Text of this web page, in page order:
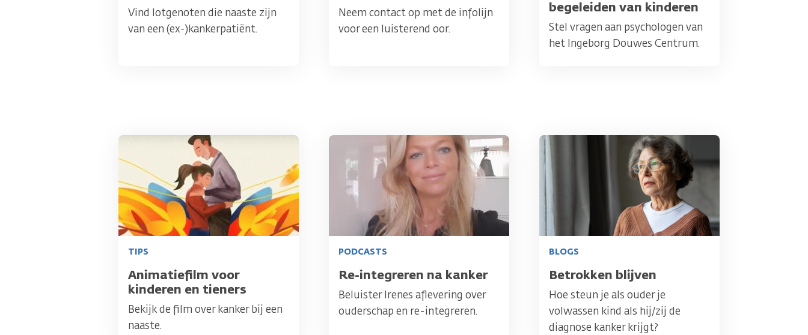
Vind lotgenoten die naaste zijn
van een (ex-)kankerpatiënt.
Neem contact op met de infolijn
voor een luisterend oor.
begeleiden van kinderen
Stel vragen aan psychologen van
het Ingeborg Douwes Centrum.
Afbeelding
TIPS
Titel
Animatiefilm voor
kinderen en tieners
Bekijk de film over kanker bij een
naaste.
Afbeelding
PODCASTS
Titel
Re-integreren na kanker
Beluister Irenes aflevering over
ouderschap en re-integreren.
Afbeelding
BLOGS
Titel
Betrokken blijven
Hoe steun je als ouder je
volwassen kind als hij/zij de
diagnose kanker krijgt?